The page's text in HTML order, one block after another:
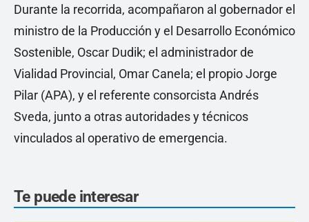
Durante la recorrida, acompañaron al gobernador el
ministro de la Producción y el Desarrollo Económico
Sostenible, Oscar Dudik; el administrador de
Vialidad Provincial, Omar Canela; el propio Jorge
Pilar (APA), y el referente consorcista Andrés
Sveda, junto a otras autoridades y técnicos
vinculados al operativo de emergencia.
Te puede interesar